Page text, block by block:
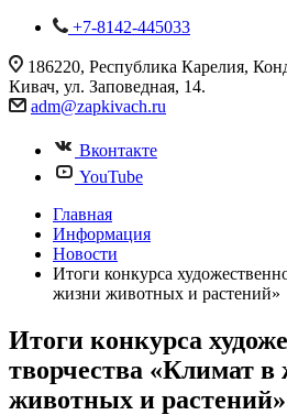
+7-8142-445033
186220, Республика Карелия,
Кивач, ул. Заповедная, 14.
adm@zapkivach.ru
Вконтакте
YouTube
Главная
Информация
Новости
Итоги конкурса
жизни животных и растений»
Итоги конкурса
творчества «Климат в
животных и растений»